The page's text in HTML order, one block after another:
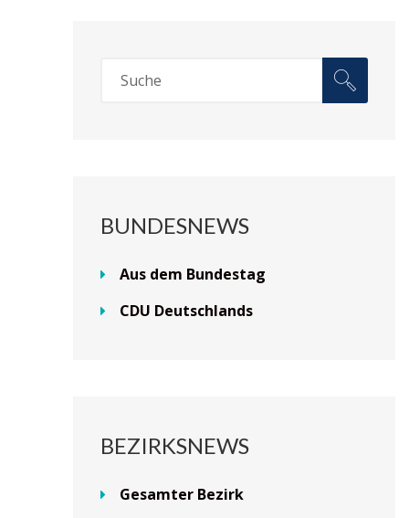
BUNDESNEWS
Aus dem Bundestag
CDU Deutschlands
BEZIRKSNEWS
Gesamter Bezirk